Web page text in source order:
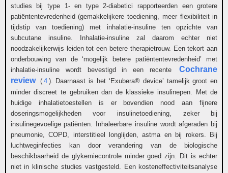
studies bij type 1- en type 2-diabetici rapporteerden een grotere
patiëntentevredenheid (gemakkelijkere toediening, meer flexibiliteit in
tijdstip van toediening) met inhalatie-insuline ten opzichte van
subcutane insuline. Inhalatie-insuline zal daarom echter niet
noodzakelijkerwijs leiden tot een betere therapietrouw. Een tekort aan
onderbouwing van de ‘mogelijk betere patiëntentevredenheid’ met
inhalatie-insuline wordt bevestigd in een recente
Cochrane
review
( 4 ). Daarnaast is het ‘Exubera® device’ tamelijk groot en
minder discreet te gebruiken dan de klassieke insulinepen. Met de
huidige inhalatietoestellen is er bovendien nood aan fijnere
doseringsmogelijkheden voor insulinetoediening, zeker bij
insulinegevoelige patiënten. Inhaleerbare insuline wordt afgeraden bij
pneumonie, COPD, interstitieel longlijden, astma en bij rokers. Bij
luchtweginfecties kan door verandering van de biologische
beschikbaarheid de glykemiecontrole minder goed zijn. Dit is echter
niet in klinische studies vastgesteld. Een kosteneffectiviteitsanalyse